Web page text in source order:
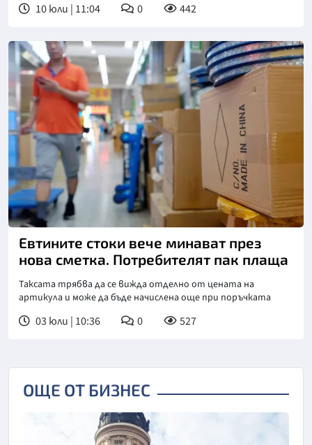
10 юли | 11:04 0 442
Снимка: Ройтерс
Евтините стоки вече минават през
нова сметка. Потребителят пак плаща
Таксата трябва да се вижда отделно от цената на
артикула и може да бъде начислена още при поръчката
03 юли | 10:36 0 527
ОЩЕ ОТ БИЗНЕС